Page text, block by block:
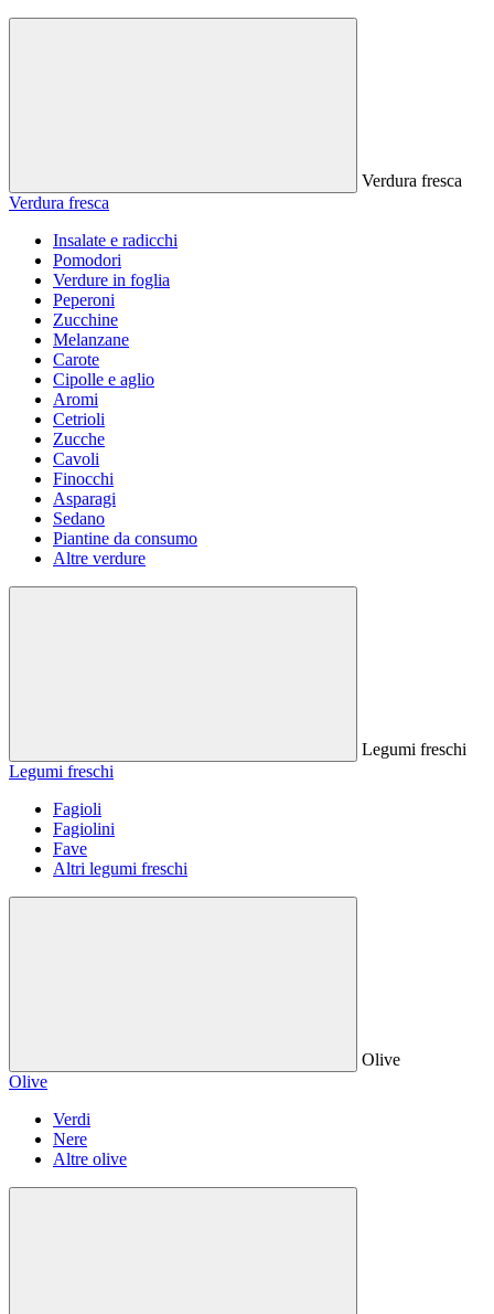
Verdura fresca
Verdura fresca
Insalate e radicchi
Pomodori
Verdure in foglia
Peperoni
Zucchine
Melanzane
Carote
Cipolle e aglio
Aromi
Cetrioli
Zucche
Cavoli
Finocchi
Asparagi
Sedano
Piantine da consumo
Altre verdure
Legumi freschi
Legumi freschi
Fagioli
Fagiolini
Fave
Altri legumi freschi
Olive
Olive
Verdi
Nere
Altre olive